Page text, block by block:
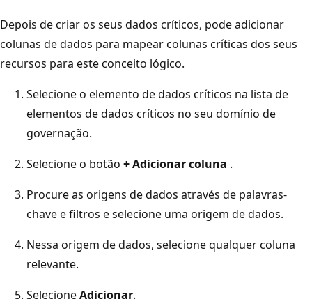
Depois de criar os seus dados críticos, pode adicionar
colunas de dados para mapear colunas críticas dos seus
recursos para este conceito lógico.
Selecione o elemento de dados críticos na lista de
elementos de dados críticos no seu domínio de
governação.
Selecione o botão + Adicionar coluna .
Procure as origens de dados através de palavras-
chave e filtros e selecione uma origem de dados.
Nessa origem de dados, selecione qualquer coluna
relevante.
SelecioneAdicionar.